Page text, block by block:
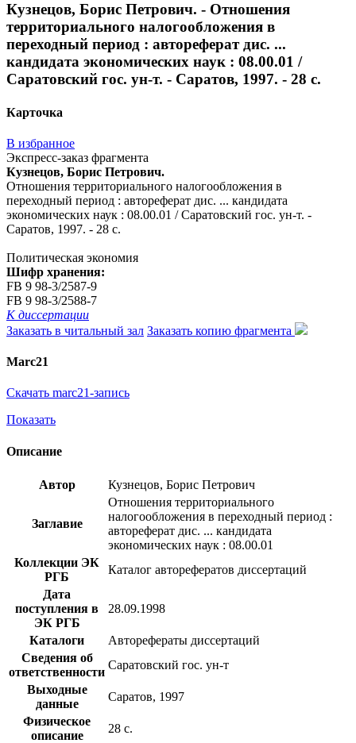
Кузнецов, Борис Петрович. - Отношения
территориального налогообложения в
переходный период : автореферат дис. ...
кандидата экономических наук : 08.00.01 /
Саратовский гос. ун-т. - Саратов, 1997. - 28 с.
Карточка
В избранное
Экспресс-заказ фрагмента
Кузнецов, Борис Петрович.
Отношения территориального налогообложения в
переходный период : автореферат дис. ... кандидата
экономических наук : 08.00.01 / Саратовский гос. ун-т. -
Саратов, 1997. - 28 с.
Политическая экономия
Шифр хранения:
FB 9 98-3/2587-9
FB 9 98-3/2588-7
К диссертации
Заказать в читальный зал Заказать копию фрагмента
Marc21
Скачать marc21-запись
Показать
Описание
Автор Кузнецов, Борис Петрович
Заглавие
Отношения территориального
налогообложения в переходный период :
автореферат дис. ... кандидата
экономических наук : 08.00.01
Коллекции ЭК
РГБ
Каталог авторефератов диссертаций
Дата
поступления в
ЭК РГБ
28.09.1998
Каталоги
Авторефераты диссертаций
Сведения об
ответственности
Саратовский гос. ун-т
Выходные
данные
Саратов, 1997
Физическое
описание
28 с.